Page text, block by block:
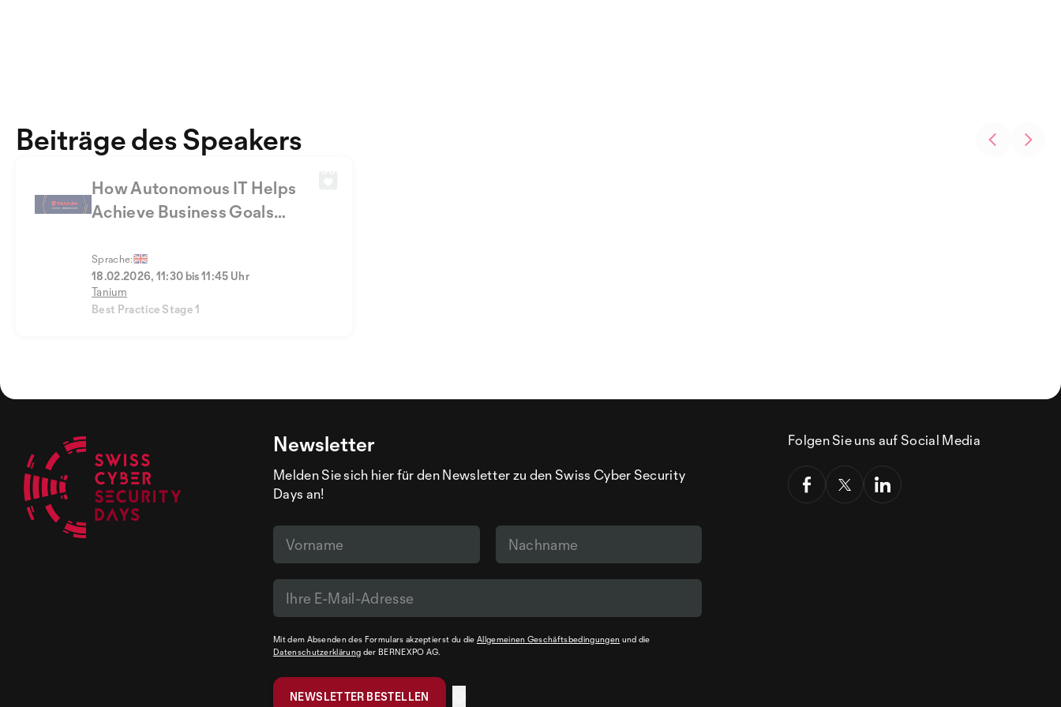
How Autonomous IT Helps
Achieve Business Goals
Sprache:
18.02.2026, 11:30 bis 11:45 Uhr
Tanium
Best Practice Stage 1
Beiträge des Speakers
Newsletter
Melden Sie sich hier für den Newsletter zu den Swiss Cyber Security
Days an!
Mit dem Absenden des Formulars akzeptierst du die Allgemeinen Geschäftsbedingungen und die
Datenschutzerklärung der BERNEXPO AG.
Folgen Sie uns auf Social Media